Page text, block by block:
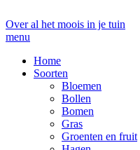
Over al het moois in je tuin
menu
Home
Soorten
Bloemen
Bollen
Bomen
Gras
Groenten en fruit